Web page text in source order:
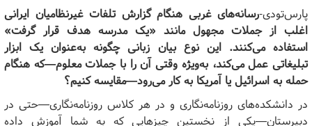
پارس‌تودی-رسانه‌های غربی هنگام گزارش تلفات غیرنظامیان ایرانی
اغلب از جملات مجهول مانند «یک مدرسه هدف قرار گرفت»
استفاده می‌کنند. این نوع بیان زبانی چگونه به‌عنوان یک ابزار
تبلیغاتی عمل می‌کند، به‌ویژه وقتی آن را با جملات معلوم—که هنگام
حمله به اسرائیل یا آمریکا به کار می‌رود—مقایسه کنیم؟
در دانشکده‌های روزنامه‌نگاری و در هر کلاس روزنامه‌نگاری—حتی در
دبیرستان—یکی از نخستین چیزهایی که به شما آموزش داده